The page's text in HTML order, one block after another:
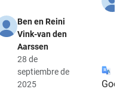
Ben en Reini
Vink-van den
Aarssen
28 de
septiembre de
2025